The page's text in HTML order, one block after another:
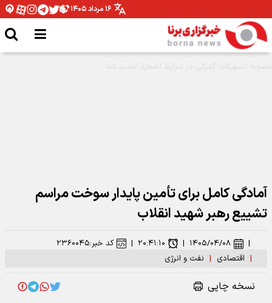
۱۶ مرداد ۱۴۰۵
آمادگی کامل برای تأمین پایدار سوخت مراسم
تشییع رهبر شهید انقلاب
| اقتصادی | نفت و انرژی
| ۱۴۰۵/۰۴/۰۸ | ۲۰:۴۱:۱۰ | کد خبر:۲۳۶۰۰۴۵
نسخه چاپی